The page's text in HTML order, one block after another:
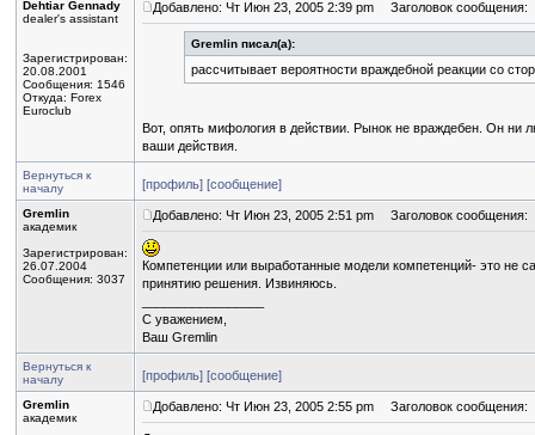
Dehtiar Gennady
dealer's assistant
Зарегистрирован:
20.08.2001
Сообщения: 1546
Откуда: Forex
Euroclub
Добавлено: Чт Июн 23, 2005 2:39 pm Заголовок сообщения:
Gremlin писал(а):
рассчитывает вероятности враждебной реакции со
Вот, опять мифология в действии. Рынок не враждебен. Он ни
ваши действия.
Вернуться к
началу
[профиль] [сообщение]
Gremlin
академик
Зарегистрирован:
26.07.2004
Сообщения: 3037
Добавлено: Чт Июн 23, 2005 2:51 pm Заголовок сообщения:
Компетенции или выработанные модели компетенций- это не
принятию решения. Извиняюсь.
С уважением,
Ваш Gremlin
Вернуться к
началу
[профиль] [сообщение]
Gremlin
академик
Добавлено: Чт Июн 23, 2005 2:55 pm Заголовок сообщения: